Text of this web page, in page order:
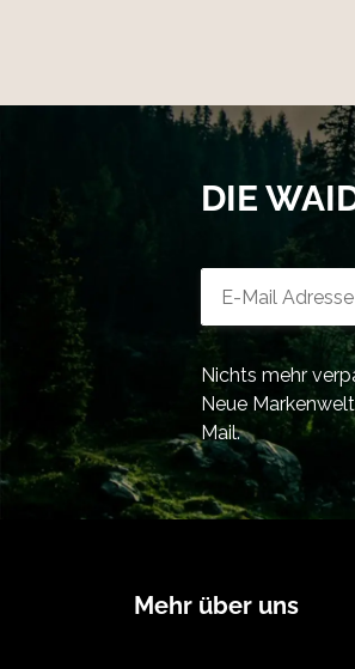
DIE
Nichts mehr
Neue
Mail.
Mehr über uns